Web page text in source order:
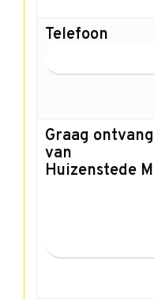
Telefoon
Graag
van
Huizenstede